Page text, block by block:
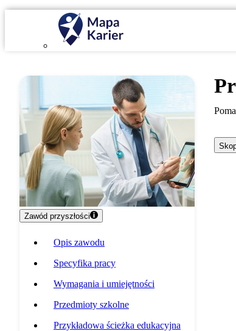
Zawód przyszłości
Opis zawodu
Specyfika pracy
Wymagania i umiejętności
Przedmioty szkolne
Przykładowa ścieżka edukacyjna